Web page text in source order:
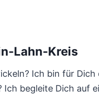
Lahn-Kreis
Ich bin für
begleite Dich auf